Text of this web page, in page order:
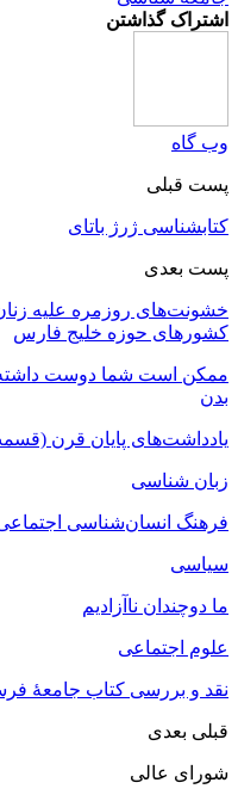
اشتراک گذاشتن
وب گاه
پست قبلی
کتابشناسی ژرژ باتای
پست بعدی
خشونت‌های روزمره علیه
کشورهای حوزه خلیج فارس
ممکن است شما دوست داشته
بدن
یادداشت‌های پایان قرن (قسمت
زبان شناسی
فرهنگ انسان‌شناسی
سیاسی
ما دوچندان ناآزادیم
علوم اجتماعی
نقد و بررسی کتاب جامعۀ
قبلی بعدی
شورای عالی